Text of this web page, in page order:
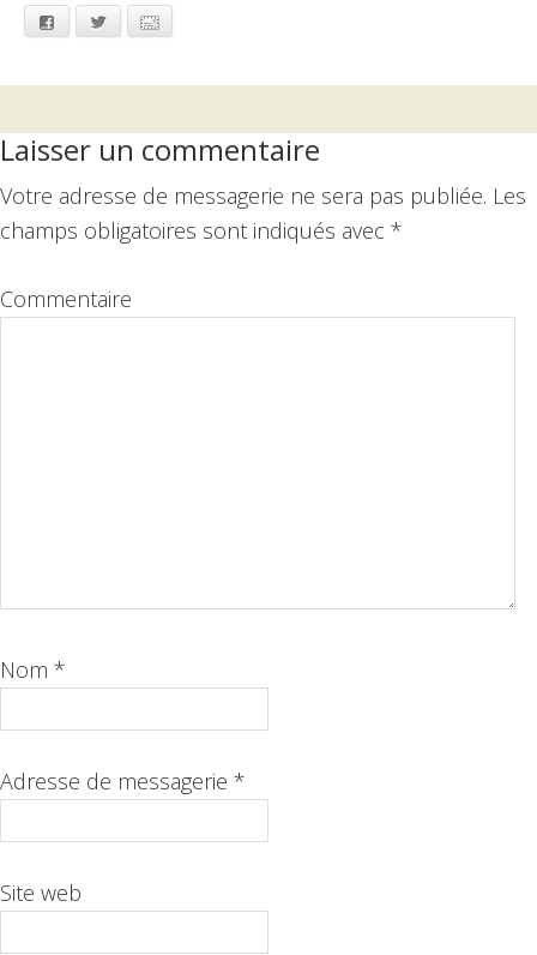
Facebook Twitter
Interactions
du
lecteur
Laisser un commentaire
Votre adresse de messagerie ne sera pas publiée. Les
champs obligatoires sont indiqués avec *
Commentaire
Nom *
Adresse de messagerie *
Site web